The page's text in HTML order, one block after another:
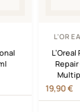
Repair
19,90€